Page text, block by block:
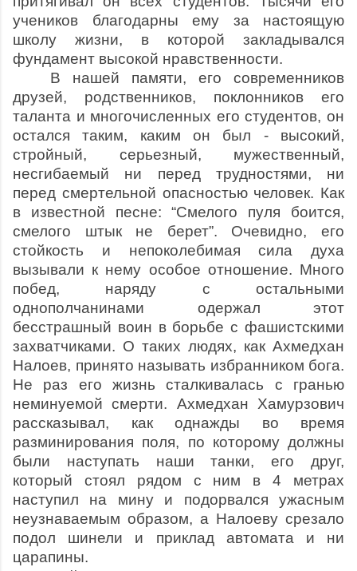
учеников благодарны ему за настоящую
школу жизни, в которой закладывался
фундамент высокой нравственности.
В нашей памяти, его современников
друзей, родственников, поклонников его
таланта и многочисленных его студентов, он
остался таким, каким он был - высокий,
стройный, серьезный, мужественный,
несгибаемый ни перед трудностями, ни
перед смертельной опасностью человек. Как
в известной песне: “Смелого пуля боится,
смелого штык не берет”. Очевидно, его
стойкость и непоколебимая сила духа
вызывали к нему особое отношение. Много
побед, наряду с остальными
однополчанинами одержал этот
бесстрашный воин в борьбе с фашистскими
захватчиками. О таких людях, как Ахмедхан
Налоев, принято называть избранником бога.
Не раз его жизнь сталкивалась с гранью
неминуемой смерти. Ахмедхан Хамурзович
рассказывал, как однажды во время
разминирования поля, по которому должны
были наступать наши танки, его друг,
который стоял рядом с ним в 4 метрах
наступил на мину и подорвался ужасным
неузнаваемым образом, а Налоеву срезало
подол шинели и приклад автомата и ни
царапины.